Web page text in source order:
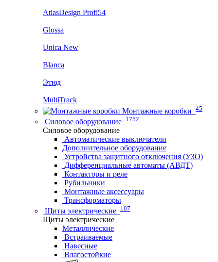
AtlasDesign Profi54
Glossa
Unica New
Blanca
Этюд
MultiTrack
Монтажные коробки 45
Силовое оборудование 1752
Силовое оборудование
Автоматические выключатели
Дополнительное оборудование
Устройства защитного отключения (УЗО)
Дифференциальные автоматы (АВДТ)
Контакторы и реле
Рубильники
Монтажные аксессуары
Трансформаторы
Щиты электрические 107
Щиты электрические
Металлические
Встраиваемые
Навесные
Влагостойкие